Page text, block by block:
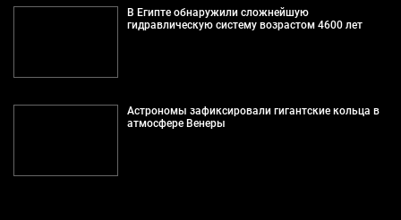
В Египте обнаружили сложнейшую
гидравлическую систему возрастом 4600 лет
Астрономы зафиксировали гигантские кольца в
атмосфере Венеры